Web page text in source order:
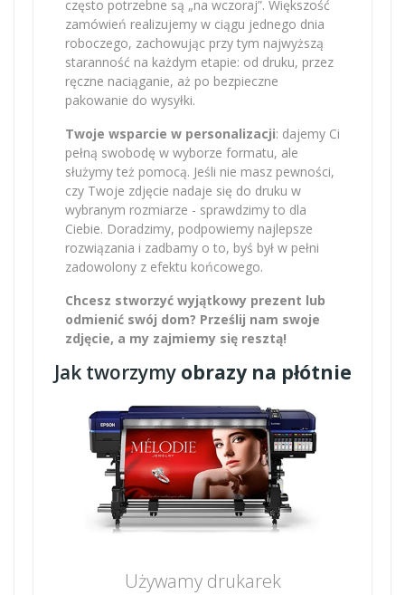
często potrzebne są „na wczoraj”. Większość
zamówień realizujemy w ciągu jednego dnia
roboczego, zachowując przy tym najwyższą
staranność na każdym etapie: od druku, przez
ręczne naciąganie, aż po bezpieczne
pakowanie do wysyłki.
Twoje wsparcie w personalizacji: dajemy Ci
pełną swobodę w wyborze formatu, ale
służymy też pomocą. Jeśli nie masz pewności,
czy Twoje zdjęcie nadaje się do druku w
wybranym rozmiarze - sprawdzimy to dla
Ciebie. Doradzimy, podpowiemy najlepsze
rozwiązania i zadbamy o to, byś był w pełni
zadowolony z efektu końcowego.
Chcesz stworzyć wyjątkowy prezent lub
odmienić swój dom? Prześlij nam swoje
zdjęcie, a my zajmiemy się resztą!
Jak tworzymyobrazy na płótnie
Używamy drukarek